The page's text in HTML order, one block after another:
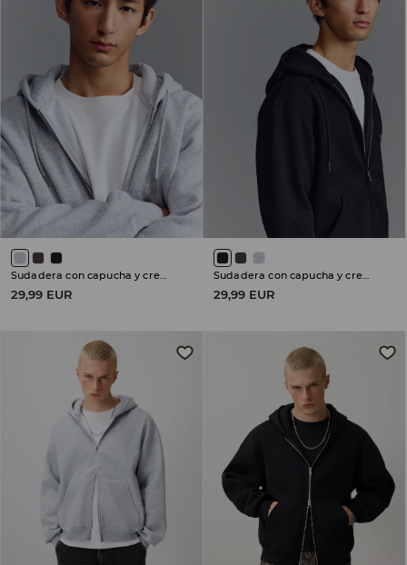
Sudadera con capucha y cremallera
29,99 EUR
Sudadera con capucha y cremallera
29,99 EUR